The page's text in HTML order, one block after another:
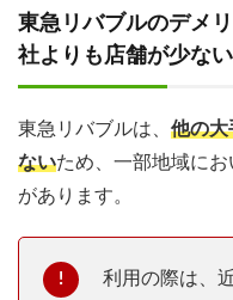
東急リバブルのデメ
社よりも店舗が少ない
東急リバブルは、 他の大
ないため、一部地域に
があります。
利用の際は、